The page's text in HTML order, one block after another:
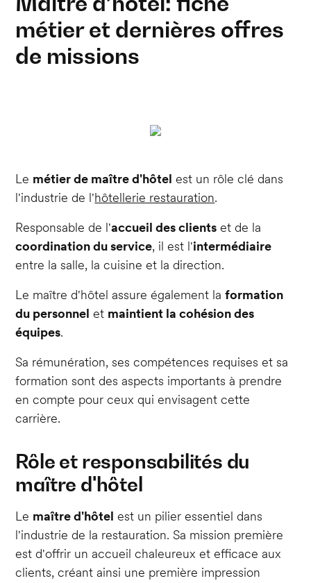
métier et dernières offres
de missions
Le métier de maître d'hôtel est un rôle clé dans
l'industrie de l'hôtellerie restauration.
Responsable de l'accueil des clients et de la
coordination du service, il est l'intermédiaire
entre la salle, la cuisine et la direction.
Le maître d'hôtel assure également laformation
du personnel et maintient la cohésion des
équipes.
Sa rémunération, ses compétences requises et sa
formation sont des aspects importants à prendre
en compte pour ceux qui envisagent cette
carrière.
Rôle et responsabilités du
maître d'hôtel
Le maître d'hôtel est un pilier essentiel dans
l'industrie de la restauration. Sa mission première
est d'offrir un accueil chaleureux et efficace aux
clients, créant ainsi une première impression